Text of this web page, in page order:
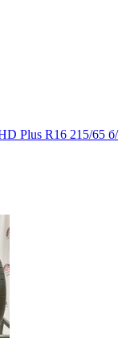
Plus R16 215/65 б/